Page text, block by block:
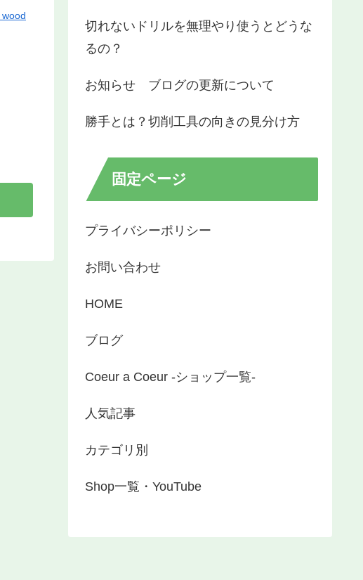
切れないドリルを無理やり使うとどうな
るの？
お知らせ ブログの更新について
勝手とは？切削工具の向きの見分け方
固定ページ
プライバシーポリシー
お問い合わせ
HOME
ブログ
Coeur a Coeur -ショップ一覧-
人気記事
カテゴリ別
Shop一覧・YouTube